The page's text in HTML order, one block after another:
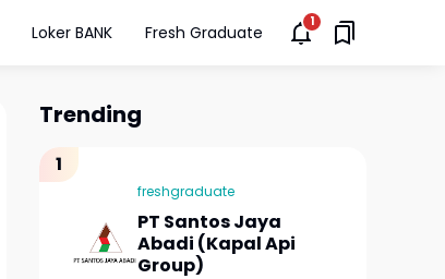
Loker BANK Fresh Graduate
Trending
freshgraduate
PT Santos Jaya
Abadi (Kapal Api
Group)